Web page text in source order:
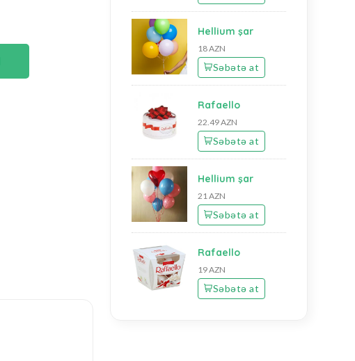
Hellium şar
18 AZN
Səbətə at
Rafaello
22.49 AZN
Səbətə at
Hellium şar
21 AZN
Səbətə at
Rafaello
19 AZN
Səbətə at